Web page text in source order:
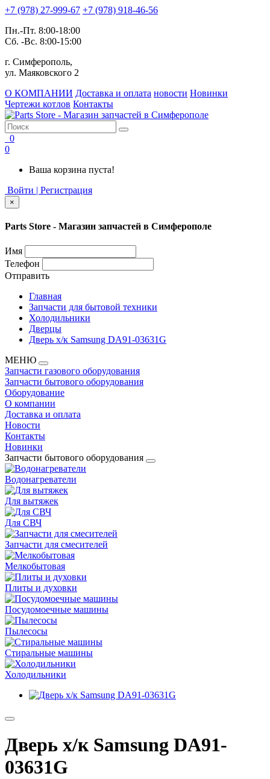
+7 (978) 27-999-67 +7 (978) 918-46-56
Пн.-Пт. 8:00-18:00
Сб. -Вс. 8:00-15:00
г. Симферополь,
ул. Маяковского 2
О КОМПАНИИ Доставка и оплата новости Новинки
Чертежи котлов Контакты
0
0
Ваша корзина пуста!
Войти | Регистрация
×
Parts Store - Магазин запчастей в Симферополе
Имя
Телефон
Отправить
Главная
Запчасти для бытовой техники
Холодильники
Дверцы
Дверь х/к Samsung DA91-03631G
МЕНЮ
Запчасти газового оборудования
Запчасти бытового оборудования
Оборудование
О компании
Доставка и оплата
Новости
Контакты
Новинки
Запчасти бытового оборудования
Водонагреватели
Для вытяжек
Для СВЧ
Запчасти для смесителей
Мелкобытовая
Плиты и духовки
Посудомоечные машины
Пылесосы
Стиральные машины
Холодильники
Дверь х/к Samsung DA91-
03631G